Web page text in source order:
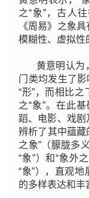
之“象”，古人
《周易》之象
模糊性、虚拟性
黄意明认为
门类均发生了影
“形”，而相比
之“象”。在此
蹈、电影、戏剧
辨析了其中蕴藏
之象”（朦胧多
“象”）和“象外
“象”），直观
的多样表达和丰